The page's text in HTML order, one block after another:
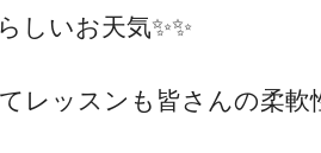
しいお天気✨✨
レッスンも皆さんの柔軟